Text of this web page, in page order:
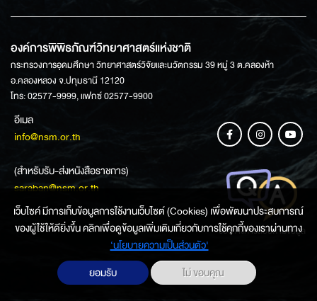
องค์การพิพิธภัณฑ์วิทยาศาสตร์แห่งชาติ
กระทรวงการอุดมศึกษา วิทยาศาสตร์วิจัยและนวัตกรรม 39 หมู่ 3 ต.คลองห้า
อ.คลองหลวง จ.ปทุมธานี 12120
โทร: 02577-9999, แฟกซ์ 02577-9900
อีเมล
info@nsm.or.th
(สำหรับรับ-ส่งหนังสือราชการ)
saraban@nsm.or.th
ช่องทางการสอบถามข้อมูล
เว็บไซค์ มีการเก็บข้อมูลการใช้งานเว็บไซต์ (Cookies) เพื่อพัฒนาประสบการณ์
ของผู้ใช้ให้ดียิ่งขึ้น คลิกเพื่อดูข้อมูลเพิ่มเติมเกี่ยวกับการใช้คุกกี้ของเราผ่านทาง
‘นโยบายความเป็นส่วนตัว'
ยอมรับ
ไม่ ขอบคุณ